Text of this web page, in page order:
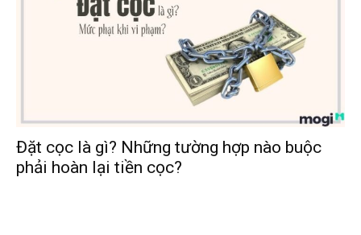
Đặt cọc là gì? Những tường hợp nào buộc
phải hoàn lại tiền cọc?